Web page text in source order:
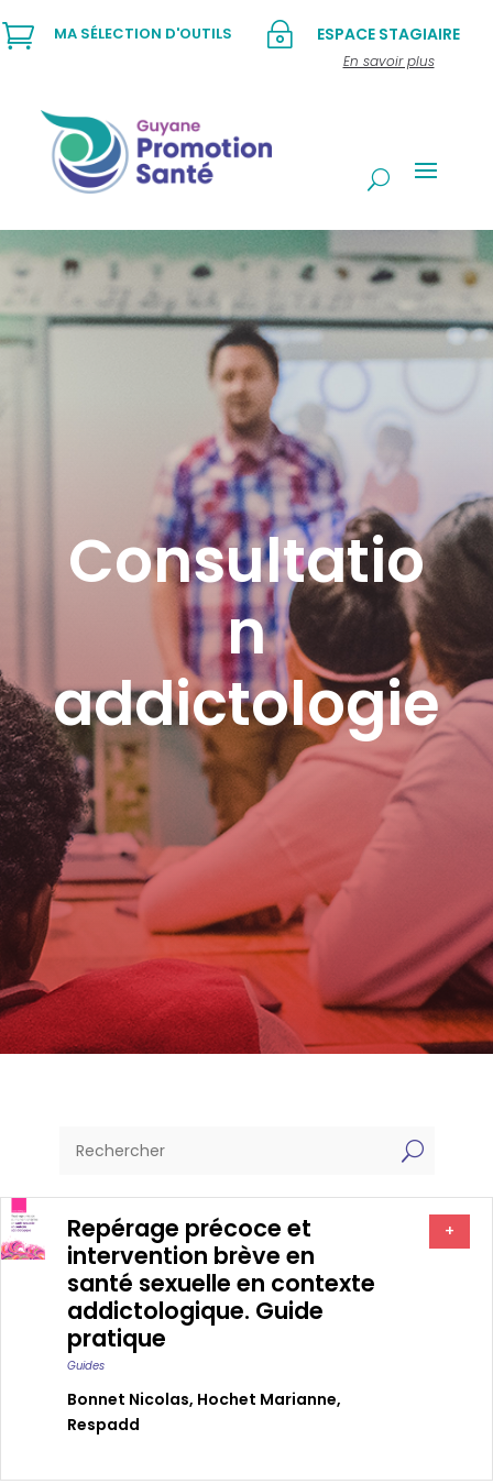
~ ESPACE STAGIAIRE
En savoir plus
 MA SÉLECTION D'OUTILS
Consultatio
n
addictologie
U
Repérage précoce et
intervention brève en
santé sexuelle en contexte
addictologique. Guide
pratique
Guides
Bonnet Nicolas, Hochet Marianne,
Respadd
+